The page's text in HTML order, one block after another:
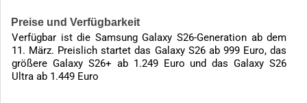
Preise und Verfügbarkeit
Verfügbar ist die Samsung Galaxy S26-Generation ab dem
11. März. Preislich startet das Galaxy S26 ab 999 Euro, das
größere Galaxy S26+ ab 1.249 Euro und das Galaxy S26
Ultra ab 1.449 Euro